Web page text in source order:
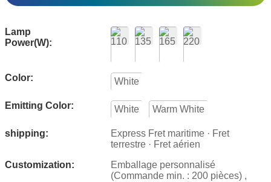
Lamp
Power(W):
Color: White
Emitting Color: White Warm White
shipping:
Express Fret maritime · Fret
terrestre · Fret aérien
Customization:
Emballage personnalisé
(Commande min. : 200 pièces) ,